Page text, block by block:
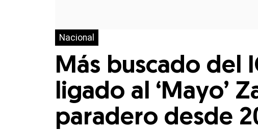
Nacional
Más buscado del
ligado al ‘Mayo’
paradero desde